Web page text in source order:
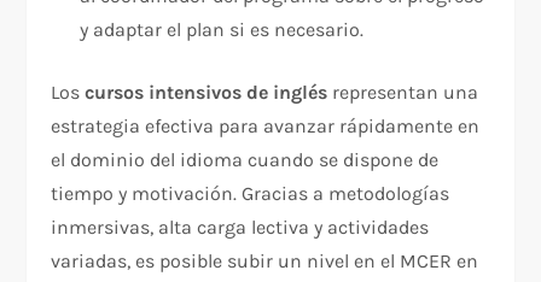
y adaptar el plan si es necesario.
Loscursos intensivos de inglés representan una
estrategia efectiva para avanzar rápidamente en
el dominio del idioma cuando se dispone de
tiempo y motivación. Gracias a metodologías
inmersivas, alta carga lectiva y actividades
variadas, es posible subir un nivel en el MCER en